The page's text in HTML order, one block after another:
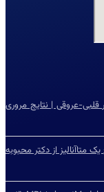
قلبی-عروقی | نتایج مروری
متاآنالیز از دکتر محبوبه